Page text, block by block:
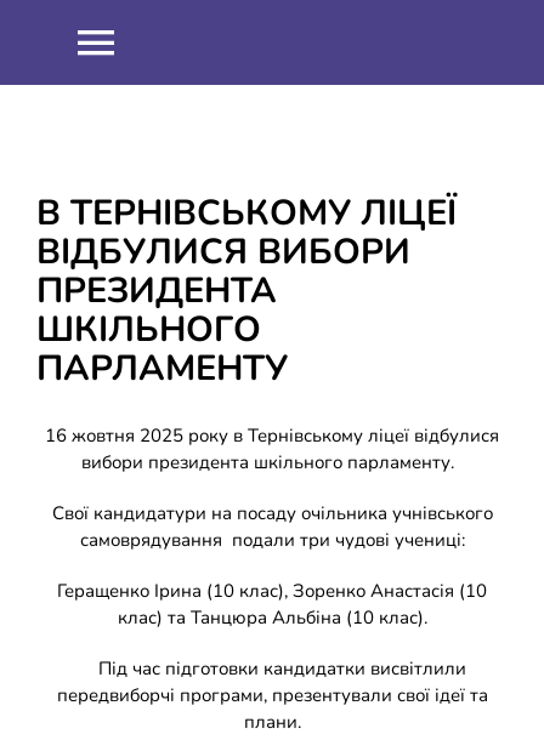
Toggle
ПРО НАС
Співпраця
ОСВІТНІЙ ПРОЦЕС
Навчальна робота
ІНФОРМАЦІЯ
ФІНАНСОВО-ГОСПОДАРСЬКА РОБОТА
В ТЕРНІВСЬКОМУ ЛІЦЕЇ
ВІДБУЛИСЯ ВИБОРИ
ПРЕЗИДЕНТА
ШКІЛЬНОГО
ПАРЛАМЕНТУ
16 жовтня 2025 року в Тернівському ліцеї відбулися
вибори президента шкільного парламенту.
Свої кандидатури на посаду очільника учнівського
самоврядування подали три чудові учениці:
Геращенко Ірина (10 клас), Зоренко Анастасія (10
клас) та Танцюра Альбіна (10 клас).
Під час підготовки кандидатки висвітлили
передвиборчі програми, презентували свої ідеї та
плани.